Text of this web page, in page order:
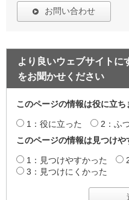
お問い合わせ
より良いウェブサイトに
をお聞かせください
このページの情報は役に立ち
1：役に立った 2：ふ
このページの情報は見つけや
1：見つけやすかった
3：見つけにくかった